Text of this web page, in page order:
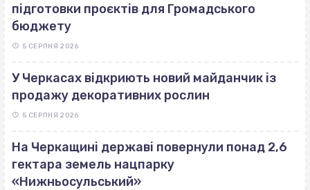
підготовки проєктів для Громадського
бюджету
5 СЕРПНЯ 2026
У Черкасах відкриють новий майданчик із
продажу декоративних рослин
5 СЕРПНЯ 2026
На Черкащині державі повернули понад 2,6
гектара земель нацпарку
«Нижньосульський»